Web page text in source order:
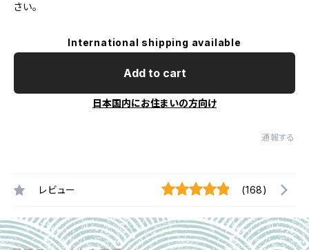
さい。
International shipping available
Add to cart
日本国内にお住まいの方向け
通報する
レビュー (168)